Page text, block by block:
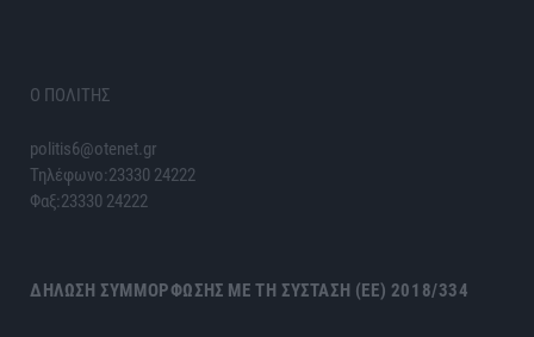
Ο ΠΟΛΙΤΗΣ
politis6@otenet.gr
Τηλέφωνο:23330 24222
Φαξ:23330 24222
ΔΉΛΩΣΗ ΣΥΜΜΌΡΦΩΣΗΣ ΜΕ ΤΗ ΣΎΣΤΑΣΗ (ΕΕ) 2018/334